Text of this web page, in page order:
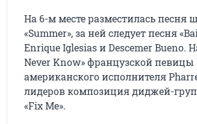
На 6-м месте разместилась песня
«Summer», за ней следует песня
Enrique Iglesias и Descemer Bueno.
Never Know» французской певицы
американского исполнителя
лидеров композиция диджей-
«Fix Me».